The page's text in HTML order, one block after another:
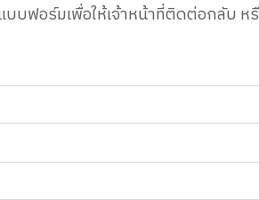
บฟอร์มเพื่อให้เจ้าหน้าที่ติดต่อกลับ ห